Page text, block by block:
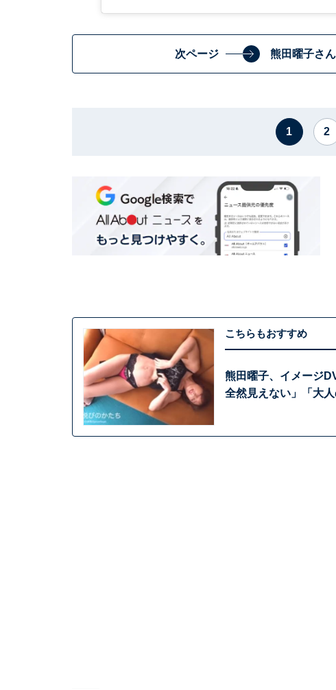
次ページ 熊田曜子さ
1 2
こちらもおすすめ
熊田曜子、イメージ
全然見えない」「大